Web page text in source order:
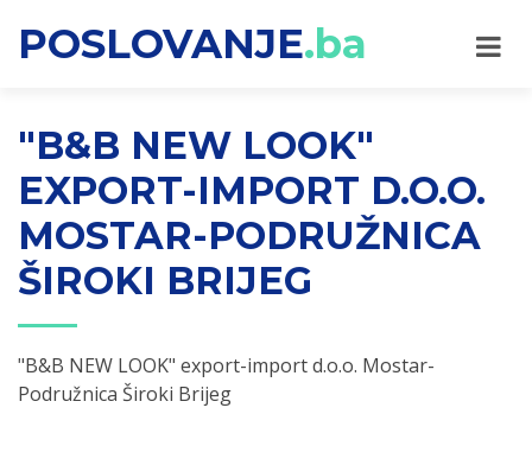
POSLOVANJE.ba
"B&B NEW LOOK"
EXPORT-IMPORT D.O.O.
MOSTAR-PODRUŽNICA
ŠIROKI BRIJEG
"B&B NEW LOOK" export-import d.o.o. Mostar-
Podružnica Široki Brijeg